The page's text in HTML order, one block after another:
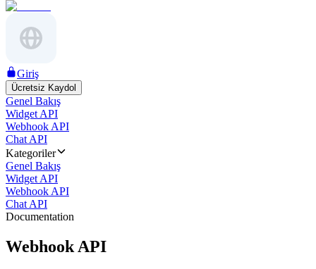
Giriş
Ücretsiz Kaydol
Genel Bakış
Widget API
Webhook API
Chat API
Kategoriler
Genel Bakış
Widget API
Webhook API
Chat API
Documentation
Webhook API